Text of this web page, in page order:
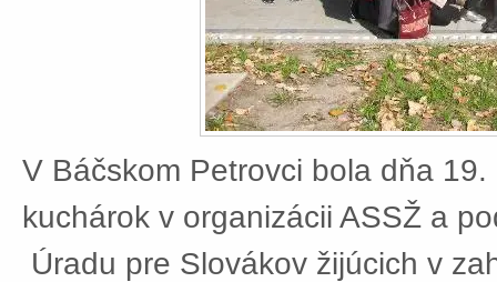
V Báčskom Petrovci bola dňa
kuchárok v organizácii ASSŽ a
Úradu pre Slovákov žijúcich v